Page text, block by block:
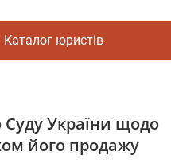
Каталог юристів
Суду України щодо
його продажу